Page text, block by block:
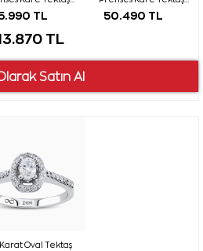
Kolye
TL
Yüzük
50.490 TL
TL
Karat Oval Tektaş